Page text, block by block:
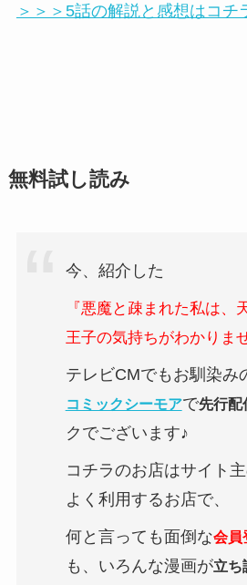
＞＞＞5話の解説と感想はコチ
無料試し読み
今、紹介した
『悪魔と疎まれた私は、
王子の気持ちがわかりま
テレビCMでもお馴染み
コミックシーモアで先行配
クでございます♪
コチラのお店はサイト
よく利用するお店で、
何と言っても面倒な会員
も、いろんな漫画が立ち